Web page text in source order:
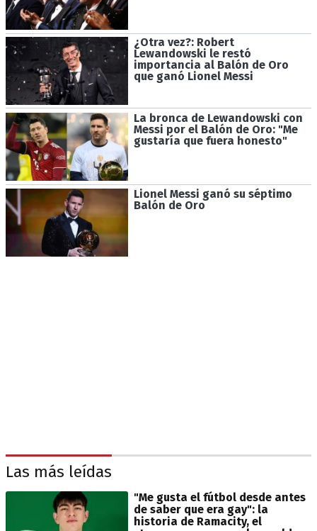
¿Otra vez?: Robert
Lewandowski le restó
importancia al Balón de Oro
que ganó Lionel Messi
La bronca de Lewandowski con
Messi por el Balón de Oro: "Me
gustaría que fuera honesto"
Lionel Messi ganó su séptimo
Balón de Oro
Las más leídas
"Me gusta el fútbol desde antes
de saber que era gay": la
historia de Ramacity, el